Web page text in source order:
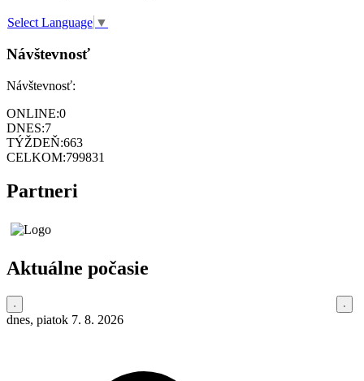
Select Language ▼
Návštevnosť
Návštevnosť:
ONLINE:0
DNES:7
TÝŽDEŇ:663
CELKOM:799831
Partneri
Aktuálne počasie
dnes, piatok 7. 8. 2026